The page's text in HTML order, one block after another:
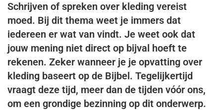
Schrijven of spreken over kleding vereist
moed. Bij dit thema weet je immers dat
iedereen er wat van vindt. Je weet ook dat
jouw mening niet direct op bijval hoeft te
rekenen. Zeker wanneer je je opvatting over
kleding baseert op de Bijbel. Tegelijkertijd
vraagt deze tijd, meer dan de tijden vóór ons,
om een grondige bezinning op dit onderwerp.